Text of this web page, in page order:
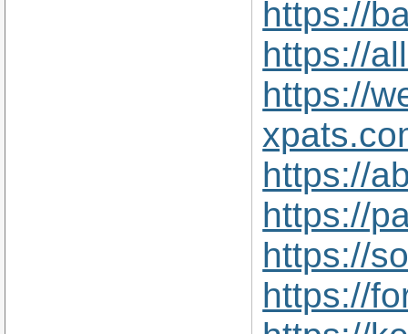
https://
https://
https://
https://
https://
https://
https://